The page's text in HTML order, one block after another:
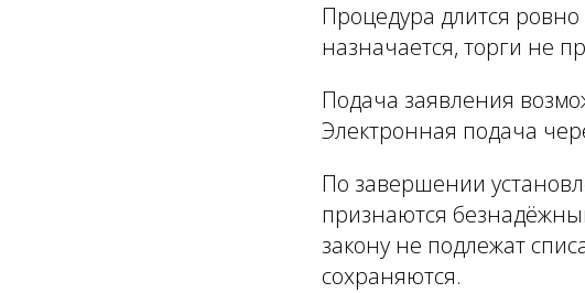
Процедура длится
назначается, торги не
Подача заявления
Электронная подача
По завершении
признаются
закону не подлежат
сохраняются.